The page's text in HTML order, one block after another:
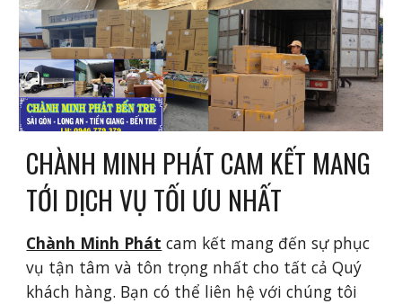
CHÀNH MINH PHÁT CAM KẾT MANG
TỚI DỊCH VỤ TỐI ƯU NHẤT
Chành Minh Phát cam kết mang đến sự phục
vụ tận tâm và tôn trọng nhất cho tất cả Quý
khách hàng. Bạn có thể liên hệ với chúng tôi